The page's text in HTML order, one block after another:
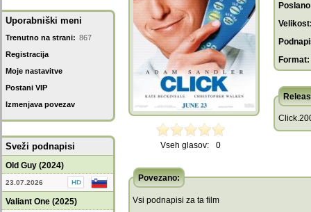
Uporabniški meni
Trenutno na strani: 867
Registracija
Moje nastavitve
Postani VIP
Izmenjava povezav
Sveži podnapisi
Old Guy (2024)
23.07.2026
Valiant One (2025)
Vseh glasov: 0
Format:
Povezano:
Vsi podnapisi za ta film